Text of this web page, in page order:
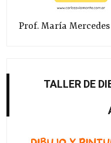
Prof. María Mercedes
TALLER DE